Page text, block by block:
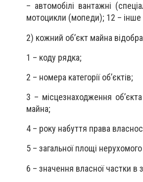
– автомобілі вантажні
мотоцикли (мопеди); 12 –
2) кожний об’єкт майна
1 – коду рядка;
2 – номера категорії об’єктів;
3 – місцезнаходження
майна;
4 – року набуття права
5 – загальної площі
6 – значення власної частки в